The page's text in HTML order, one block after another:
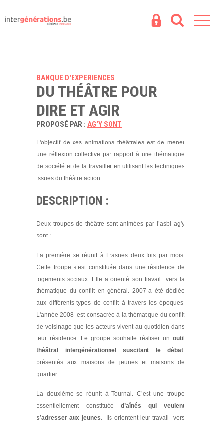
BANQUE D'EXPERIENCES
DU THÉÂTRE POUR
DIRE ET AGIR
PROPOSÉ PAR : AG'Y SONT
L'objectif de ces animations théâtrales est de mener
une réflexion collective par rapport à une thématique
de société et de la travailler en utilisant les techniques
issues du théâtre action.
DESCRIPTION :
Deux troupes de théâtre sont animées par l’asbl ag'y
sont :
La première se réunit à Frasnes deux fois par mois.
Cette troupe s’est constituée dans une résidence de
logements sociaux. Elle a orienté son travail vers la
thématique du conflit en général. 2007 a été dédiée
aux différents types de conflit à travers les époques.
L'année 2008 est consacrée à la thématique du conflit
de voisinage que les acteurs vivent au quotidien dans
leur résidence. Le groupe souhaite réaliser un outil
théâtral intergénérationnel suscitant le débat,
présentés aux maisons de jeunes et maisons de
quartier.
La deuxième se réunit à Tournai. C’est une troupe
essentiellement constituée d’aînés qui veulent
s’adresser aux jeunes.
Ils orientent leur travail vers